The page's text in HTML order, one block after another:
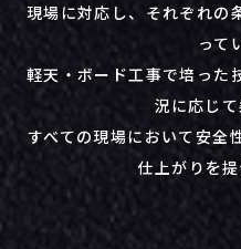
現場に対応 し、 それぞれの
って
軽天・ ボード工事で培 っ た
況に応 じ て
すべての現場において安全
仕上がり を